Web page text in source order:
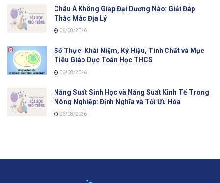
Châu Á Không Giáp Đại Dương Nào: Giải Đáp
Thắc Mắc Địa Lý
06/08/2026
Số Thực: Khái Niệm, Ký Hiệu, Tính Chất và Mục
Tiêu Giáo Dục Toán Học THCS
06/08/2026
Năng Suất Sinh Học và Năng Suất Kinh Tế Trong
Nông Nghiệp: Định Nghĩa và Tối Ưu Hóa
06/08/2026